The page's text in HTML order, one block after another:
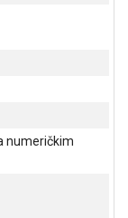
numeričkim